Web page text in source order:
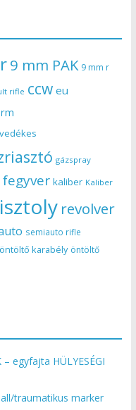
9 mm PAK 9 mm r
rifle ccw eu
gázspray
fegyver kaliber Kaliber
revolver
semiauto rifle
öntöltő karabély öntöltő
egyfajta HÜLYESÉGI
traumatikus marker